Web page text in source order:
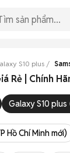
S10 plus
Rẻ | Chính
Galaxy S10 plus
Hồ Chí Minh mới)